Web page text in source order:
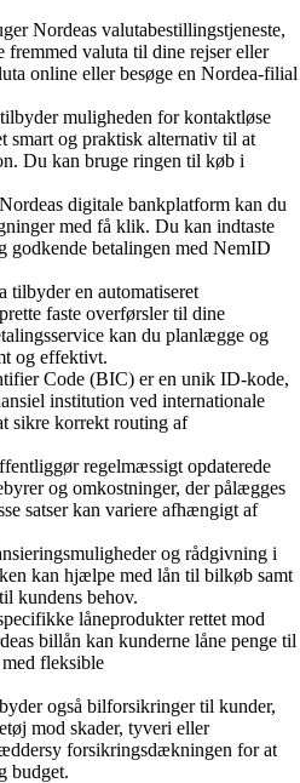
Nordeas valutabestillingstjeneste,
fremmed valuta til dine rejser eller
online eller besøge en Nordea-filial
muligheden for kontaktløse
smart og praktisk alternativ til at
Du kan bruge ringen til køb i
digitale bankplatform kan du
med få klik. Du kan indtaste
godkende betalingen med NemID
tilbyder en automatiseret
faste overførsler til dine
kan du planlægge og
og effektivt.
Code (BIC) er en unik ID-kode,
institution ved internationale
sikre korrekt routing af
regelmæssigt opdaterede
og omkostninger, der pålægges
satser kan variere afhængigt af
og rådgivning i
kan hjælpe med lån til bilkøb samt
kundens behov.
låneprodukter rettet mod
billån kan kunderne låne penge til
fleksible
også bilforsikringer til kunder,
mod skader, tyveri eller
forsikringsdækningen for at
budget.